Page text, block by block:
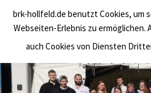
Zum Inhalt springen
BRK Hollfeld LogV
brk-hollfeld.de benutzt Cookies, um
Webseiten-Erlebnis zu ermöglichen.
auch Cookies von Diensten